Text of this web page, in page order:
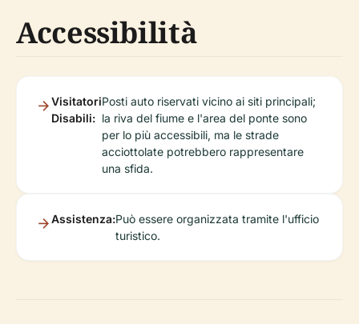
Accessibilità
Visitatori
Disabili:
Posti auto riservati vicino ai siti principali;
la riva del fiume e l'area del ponte sono
per lo più accessibili, ma le strade
acciottolate potrebbero rappresentare
una sfida.
Assistenza:Può essere organizzata tramite l'ufficio
turistico.